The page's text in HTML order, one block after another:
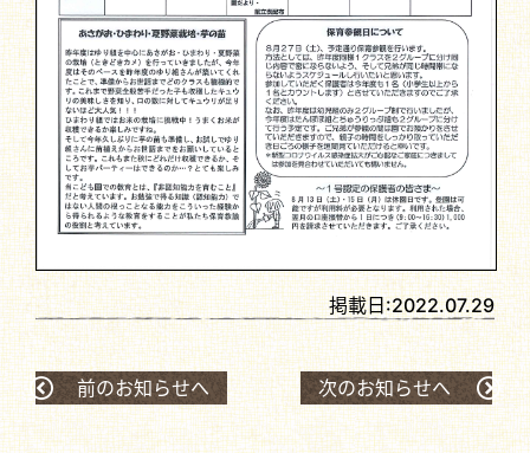
掲載日:2022.07.29
前のお知らせへ 次のお知らせへ